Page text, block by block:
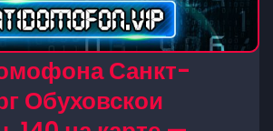
Санкт-
Обуховскои